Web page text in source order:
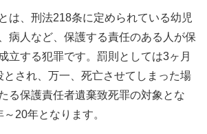
は、刑法218条に定められている幼児
病人など、保護する責任のある人が保
立する犯罪です。罰則としては3ヶ月
とされ、万一、死亡させてしまった場
る保護責任者遺棄致死罪の対象とな
20年となります。